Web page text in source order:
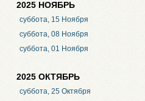
2025 НОЯБРЬ
суббота, 15 Ноября
суббота, 08 Ноября
суббота, 01 Ноября
2025 ОКТЯБРЬ
суббота, 25 Октября